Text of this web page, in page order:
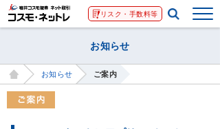
リスク・手数料等
お知らせ
お知らせ ご案内